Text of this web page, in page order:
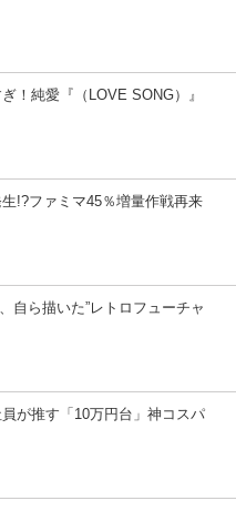
！純愛『（LOVE SONG）』
!?ファミマ45％増量作戦再来
自ら描いた”レトロフューチャ
員が推す「10万円台」神コスパ